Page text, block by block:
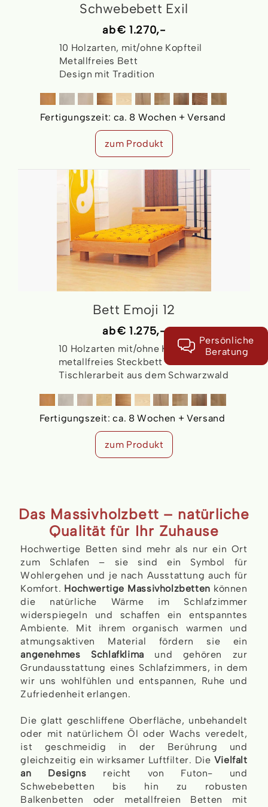
Persönliche
Beratung
Schwebebett Exil
ab€ 1.270,-
10 Holzarten, mit/ohne Kopfteil
Metallfreies Bett
Design mit Tradition
Fertigungszeit: ca. 8 Wochen + Versand
zum Produkt
Bett Emoji 12
ab€ 1.275,-
10 Holzarten mit/ohne Kopfteil
metallfreies Steckbett
Tischlerarbeit aus dem Schwarzwald
Fertigungszeit:ca. 8 Wochen + Versand
zum Produkt
Das Massivholzbett – natürliche
Qualität für Ihr Zuhause
Hochwertige Betten sind mehr als nur ein Ort
zum Schlafen – sie sind ein Symbol für
Wohlergehen und je nach Ausstattung auch für
Komfort. Hochwertige Massivholzbetten können
die natürliche Wärme im Schlafzimmer
widerspiegeln und schaffen ein entspanntes
Ambiente. Mit ihrem organisch warmen und
atmungsaktiven Material fördern sie ein
angenehmes Schlafklima und gehören zur
Grundausstattung eines Schlafzimmers, in dem
wir uns wohlfühlen und entspannen, Ruhe und
Zufriedenheit erlangen.
Die glatt geschliffene Oberfläche, unbehandelt
oder mit natürlichem Öl oder Wachs veredelt,
ist geschmeidig in der Berührung und
gleichzeitig ein wirksamer Luftfilter. Die Vielfalt
an Designs reicht von Futon- und
Schwebebetten bis hin zu robusten
Balkenbetten oder metallfreien Betten mit